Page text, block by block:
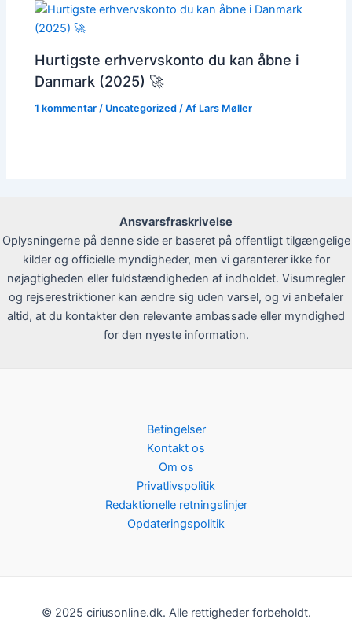
Hurtigste erhvervskonto du kan åbne i
Danmark (2025) 🚀
1 kommentar / Uncategorized / Af Lars Møller
Ansvarsfraskrivelse
Oplysningerne på denne side er baseret på offentligt tilgængelige
kilder og officielle myndigheder, men vi garanterer ikke for
nøjagtigheden eller fuldstændigheden af indholdet. Visumregler
og rejserestriktioner kan ændre sig uden varsel, og vi anbefaler
altid, at du kontakter den relevante ambassade eller myndighed
for den nyeste information.
Betingelser
Kontakt os
Om os
Privatlivspolitik
Redaktionelle retningslinjer
Opdateringspolitik
© 2025 ciriusonline.dk. Alle rettigheder forbeholdt.